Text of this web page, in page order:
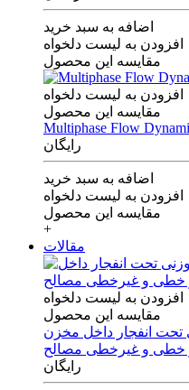
اضافه به سبد خرید
افزودن به لیست دلخواه
مقایسه این محصول
افزودن به لیست دلخواه
مقایسه این محصول
Multiphase Flow
رایگان
اضافه به سبد خرید
افزودن به لیست دلخواه
مقایسه این محصول
+
مقالات
افزودن به لیست دلخواه
مقایسه این محصول
تحت انفجار داخل مخزن
خطی و غیرخطی مصالح
رایگان